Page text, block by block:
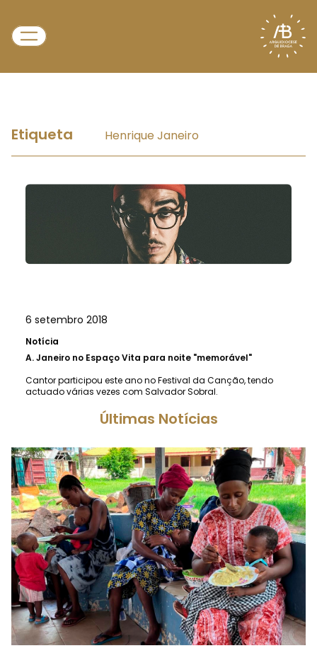
Etiqueta Henrique Janeiro
6 setembro 2018
Notícia
A.Janeiro no Espaço Vita para noite "memorável"
Cantor participou este ano no Festival da Canção, tendo
actuado várias vezes com Salvador Sobral.
Últimas Notícias